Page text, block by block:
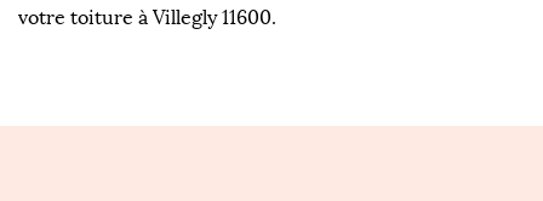
votre toiture à Villegly 11600.